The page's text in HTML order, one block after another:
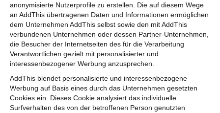
anonymisierte Nutzerprofile zu erstellen. Die auf diesem Wege
an AddThis übertragenen Daten und Informationen ermöglichen
dem Unternehmen AddThis selbst sowie den mit AddThis
verbundenen Unternehmen oder dessen Partner-Unternehmen,
die Besucher der Internetseiten des für die Verarbeitung
Verantwortlichen gezielt mit personalisierter und
interessenbezogener Werbung anzusprechen.
AddThis blendet personalisierte und interessenbezogene
Werbung auf Basis eines durch das Unternehmen gesetzten
Cookies ein. Dieses Cookie analysiert das individuelle
Surfverhalten des von der betroffenen Person genutzten